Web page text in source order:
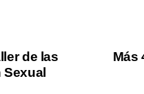
Más
de las